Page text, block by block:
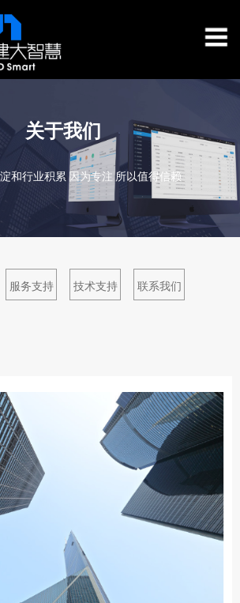
关于我们
和行业积累 因为专注 所以值得信赖
服务支持 技术支持 联系我们